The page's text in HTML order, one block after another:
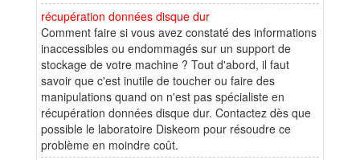
récupération données disque dur
Comment faire si vous avez constaté des informations
inaccessibles ou endommagés sur un support de
stockage de votre machine ? Tout d'abord, il faut
savoir que c'est inutile de toucher ou faire des
manipulations quand on n'est pas spécialiste en
récupération données disque dur. Contactez dès que
possible le laboratoire Diskeom pour résoudre ce
problème en moindre coût.